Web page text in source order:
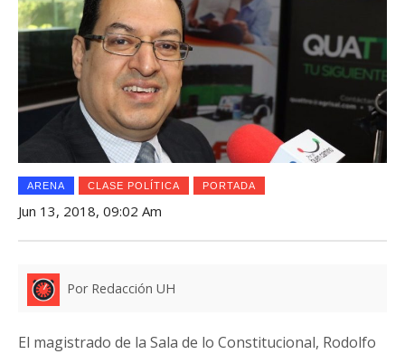
ARENA CLASE POLÍTICA PORTADA
Jun 13, 2018, 09:02 Am
Por Redacción UH
El magistrado de la Sala de lo Constitucional, Rodolfo